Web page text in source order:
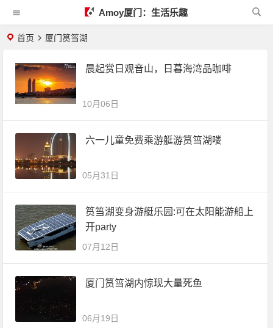
Amoy厦门：生活乐趣
首页 厦门筼筜湖
晨起赏日观音山，日暮海湾品咖啡
10月06日
六一儿童免费乘游艇游筼筜湖喽
05月31日
筼筜湖变身游艇乐园:可在太阳能游船上
开party
07月12日
厦门筼筜湖内惊现大量死鱼
06月19日